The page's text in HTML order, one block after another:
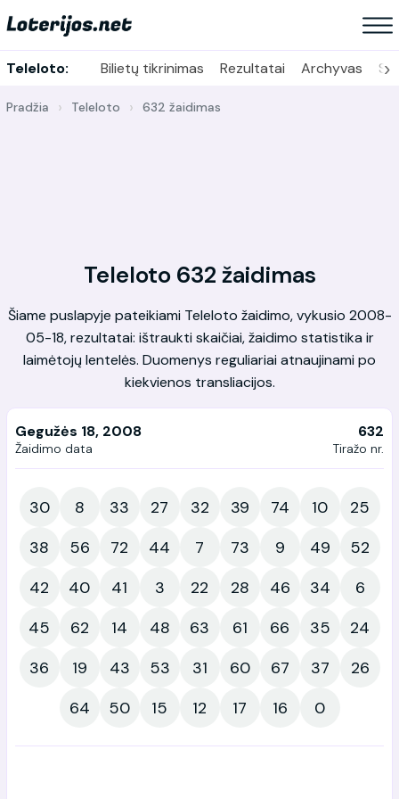
Teleloto: Bilietų tikrinimas Rezultatai Archyvas ›
Pradžia Teleloto 632 žaidimas
Teleloto 632 žaidimas
Šiame puslapyje pateikiami Teleloto žaidimo, vykusio 2008-
05-18, rezultatai: ištraukti skaičiai, žaidimo statistika ir
laimėtojų lentelės. Duomenys reguliariai atnaujinami po
kiekvienos transliacijos.
Gegužės 18, 2008
Žaidimo data
632
Tiražo nr.
30 8 33 27 32 39 74 10
25
38
56 72 44 7 73 9 49
52
42
40 41 3 22 28 46 34
6
45
62 14 48 63 61 66 35
24
36
19 43 53 31 60 67 37
26
64
50 15 12 17 16 0